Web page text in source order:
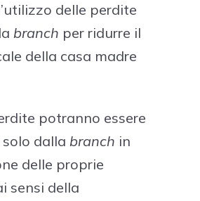
delle perdite
branch per ridurre il
della casa madre
potranno essere
dalla branch in
delle proprie
sensi della